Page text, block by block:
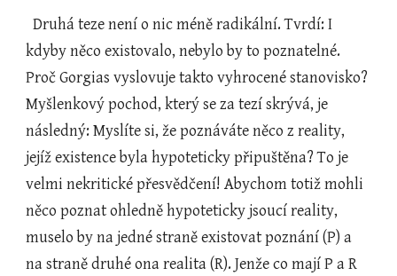
  Druhá teze není o nic méně radikální. Tvrdí: I
kdyby něco existovalo, nebylo by to poznatelné.
Proč Gorgias vyslovuje takto vyhrocené stanovisko?
Myšlenkový pochod, který se za tezí skrývá, je
následný: Myslíte si, že poznáváte něco z reality,
jejíž existence byla hypoteticky připuštěna? To je
velmi nekritické přesvědčení! Abychom totiž mohli
něco poznat ohledně hypoteticky jsoucí reality,
muselo by na jedné straně existovat poznání (P) a
na straně druhé ona realita (R). Jenže co mají P a R